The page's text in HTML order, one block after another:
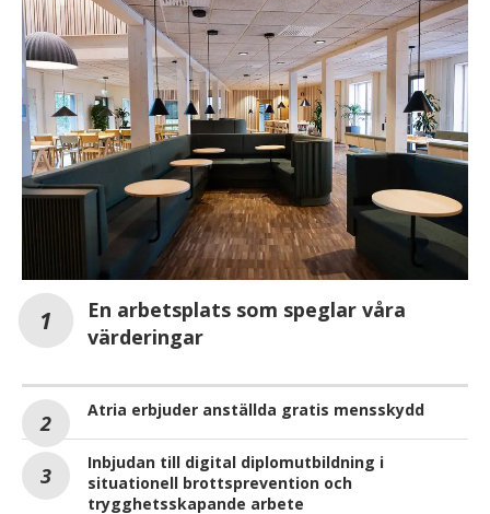
En arbetsplats som speglar våra
värderingar
Atria erbjuder anställda gratis mensskydd
Inbjudan till digital diplomutbildning i
situationell brottsprevention och
trygghetsskapande arbete